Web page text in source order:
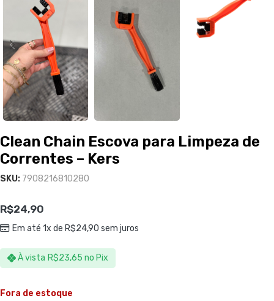
Clean Chain Escova para Limpeza de
Correntes – Kers
SKU: 7908216810280
R$24,90
Em até 1x de R$24,90 sem juros
À vista R$23,65 no Pix
Fora de estoque